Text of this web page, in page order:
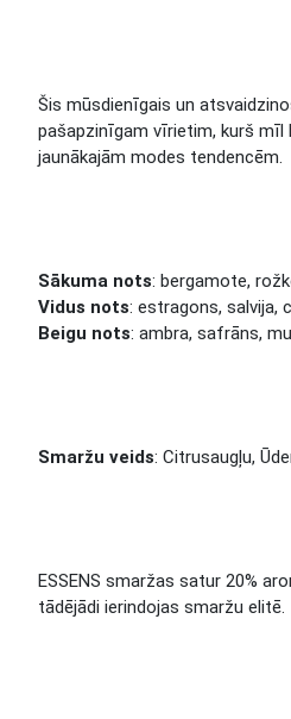
Šis mūsdienīgais un
pašapzinīgam vīrietim, kurš mīl
jaunākajām modes tendencēm.
Sākuma nots: bergamote,
Vidus nots: estragons, salvija,
Beigu nots: ambra, safrāns,
Smaržu veids: Citrusaugļu,
ESSENS smaržas satur 20%
tādējādi ierindojas smaržu elitē.